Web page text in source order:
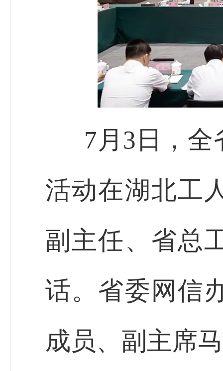
7月3日，
活动在湖北工
副主任、省总
话。省委网信
成员、副主席